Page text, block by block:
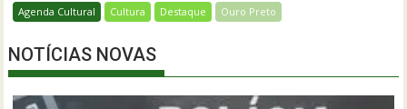
Agenda Cultural Cultura Destaque Ouro Preto
NOTÍCIAS NOVAS